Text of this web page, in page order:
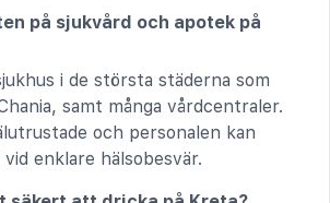
på sjukvård och apotek på
i de största städerna som
samt många vårdcentraler.
och personalen kan
enklare hälsobesvär.